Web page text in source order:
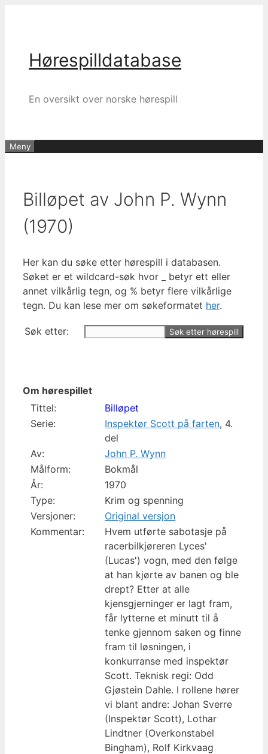
Hørespilldatabase
En oversikt over norske hørespill
Meny
Billøpet av John P. Wynn
(1970)
Her kan du søke etter hørespill i databasen.
Søket er et wildcard-søk hvor _ betyr ett eller
annet vilkårlig tegn, og % betyr flere vilkårlige
tegn. Du kan lese mer om søkeformatet her.
Søk etter:
Om hørespillet
Tittel:
Billøpet
Serie:
Inspektør Scott på farten, 4.
del
Av:
John P. Wynn
Målform:
Bokmål
År:
1970
Type:
Krim og spenning
Versjoner:
Original versjon
Kommentar:
Hvem utførte sabotasje på
racerbilkjøreren Lyces'
(Lucas') vogn, med den følge
at han kjørte av banen og ble
drept? Etter at alle
kjensgjerninger er lagt fram,
får lytterne et minutt til å
tenke gjennom saken og finne
fram til løsningen, i
konkurranse med inspektør
Scott. Teknisk regi: Odd
Gjøstein Dahle. I rollene hører
vi blant andre: Johan Sverre
(Inspektør Scott), Lothar
Lindtner (Overkonstabel
Bingham), Rolf Kirkvaag